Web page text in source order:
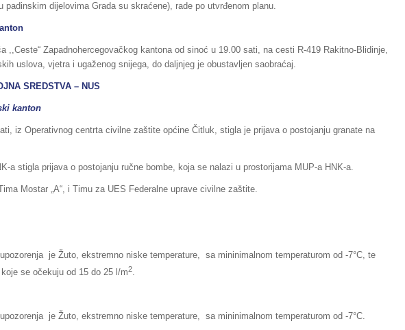
padinskim dijelovima Grada su skraćene), rade po utvrđenom planu.
,,Ceste“ Zapadnohercegovačkog kantona od sinoć u 19.00 sati, na cesti R-419 Rakitno-Blidinje,
uslova, vjetra i ugaženog snijega, do daljnjeg je obustavljen saobraćaj.
SREDSTVA – NUS
kanton
iz Operativnog centrta civilne zaštite općine Čitluk, stigla je prijava o postojanju granate na
a stigla prijava o postojanju ručne bombe, koja se nalazi u prostorijama MUP-a HNK-a.
Mostar „A“, i Timu za UES Federalne uprave civilne zaštite.
je Žuto, ekstremno niske temperature, sa mininimalnom temperaturom od -7°C, te
se očekuju od 15 do 25 l/m2.
je Žuto, ekstremno niske temperature, sa mininimalnom temperaturom od -7°C.